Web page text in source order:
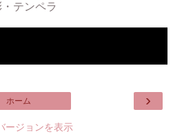
テンペラ
›
ホーム
ージョンを表示